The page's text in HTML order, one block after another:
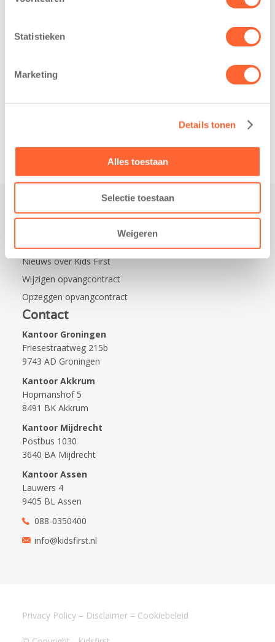
Statistieken
Marketing
Details tonen
Alles toestaan
Selectie toestaan
Weigeren
voor de Kids First
realisatie van een
Leeuwarden Zuid.
Nieuws over Kids First
Wijzigen opvangcontract
Opzeggen opvangcontract
Contact
Kantoor Groningen
Friesestraatweg 215b
9743 AD Groningen
Kantoor Akkrum
Hopmanshof 5
8491 BK Akkrum
Kantoor Mijdrecht
Postbus 1030
3640 BA Mijdrecht
Kantoor Assen
Lauwers 4
9405 BL Assen
088-0350400
info@kidsfirst.nl
Privacy Policy – Disclaimer – Cookiebeleid